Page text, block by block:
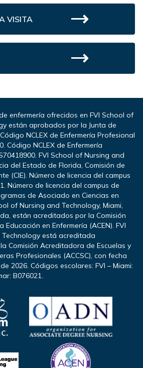
VISITA
enfermería ofrecidos en FVI School of
están aprobados por la Junta de
NCLEX de Enfermería Profesional
Código NCLEX de Enfermería
FVI School of Nursing and
del Estado de Florida, Comisión de
(CIE). Número de licencia del campus
Número de licencia del campus de
de Asociado en Ciencias en
of Nursing and Technology, Miami,
están acreditados por la Comisión
en Enfermería (ACEN). FVI
está acreditada
Comisión Acreditadora de Escuelas y
Profesionales (ACCSC), con fecha
2026. Códigos escolares: FVI – Miami:
B076021.